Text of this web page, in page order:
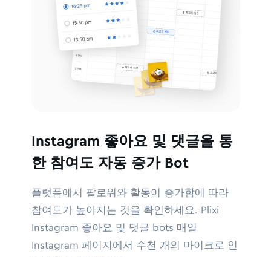
Instagram 좋아요 및 댓글을 통
한 참여도 자동 증가 Bot
플랫폼에서 팔로워와 활동이 증가함에 따라
참여도가 높아지는 것을 확인하세요. Plixi
Instagram 좋아요 및 댓글 bots 매일
Instagram 페이지에서 수천 개의 마이크로 인